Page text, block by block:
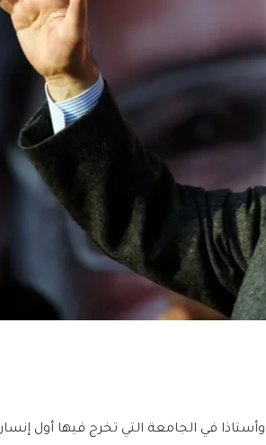
في الجامعة التي تخرج فيها أول